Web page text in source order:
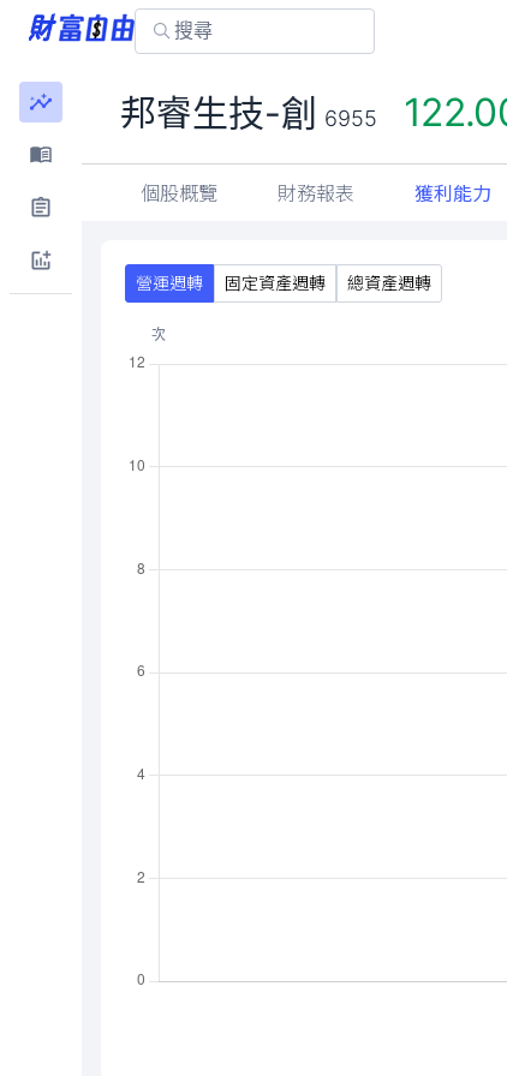
邦睿生技-創 6955
個股概覽 財務報表 獲利能力
營運週轉 固定資產週轉 總資產週轉